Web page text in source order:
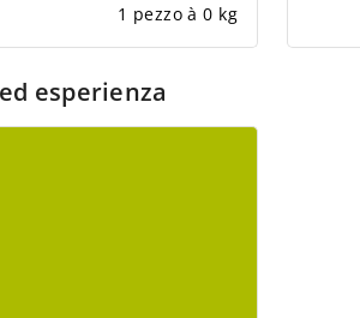
1 pezzo à 0 kg
esperienza